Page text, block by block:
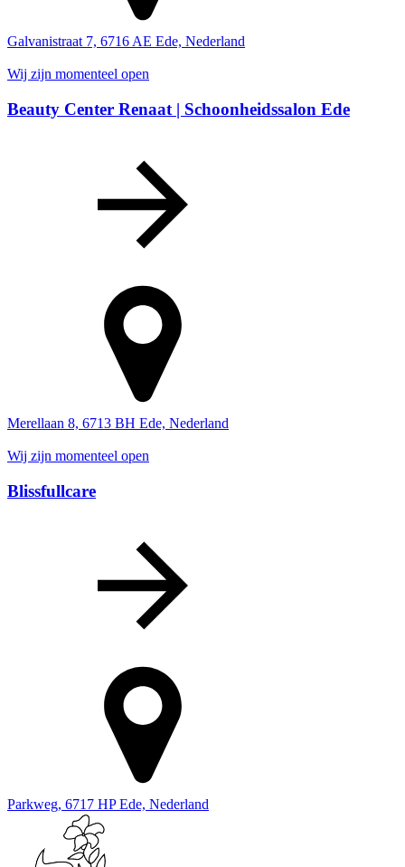
Galvanistraat 7, 6716 AE Ede, Nederland
Wij zijn momenteel open
Beauty Center Renaat | Schoonheidssalon Ede
Merellaan 8, 6713 BH Ede, Nederland
Wij zijn momenteel open
Blissfullcare
Parkweg, 6717 HP Ede, Nederland